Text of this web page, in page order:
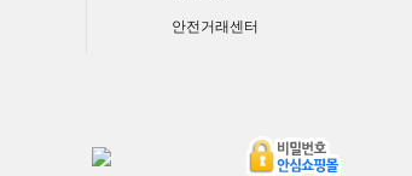
안전거래센터